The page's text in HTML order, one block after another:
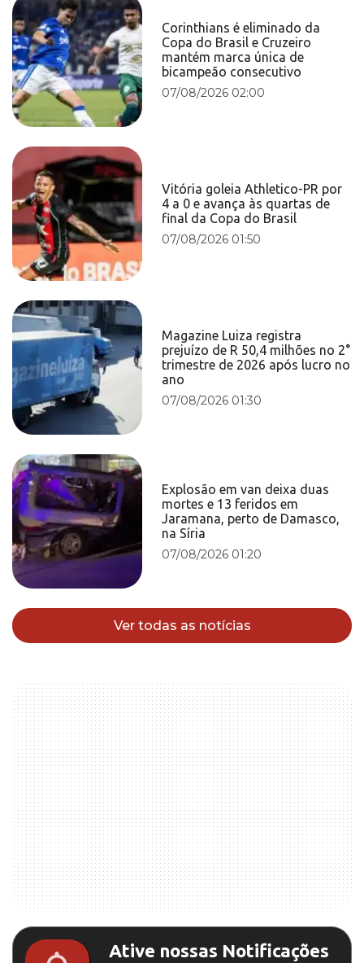
Corinthians é eliminado da
Copa do Brasil e Cruzeiro
mantém marca única de
bicampeão consecutivo
07/08/2026 02:00
Vitória goleia Athletico-PR por
4 a 0 e avança às quartas de
final da Copa do Brasil
07/08/2026 01:50
Magazine Luiza registra
prejuízo de R 50,4 milhões no 2°
trimestre de 2026 após lucro no
ano
07/08/2026 01:30
Explosão em van deixa duas
mortes e 13 feridos em
Jaramana, perto de Damasco,
na Síria
07/08/2026 01:20
Ver todas as notícias
Ative nossas Notificações